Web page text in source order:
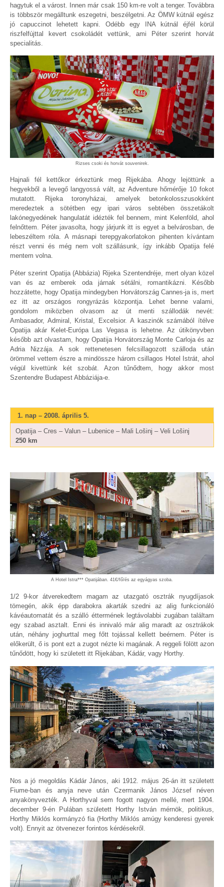
hagytuk el a várost. Innen már csak 150 km-re volt a tenger. Továbbra
is többször megálltunk eszegetni, beszélgetni. Az ÖMW kútnál egész
jó capuccinot lehetett kapni. Odébb egy INA kútnál éjfél körül
riszfelfújttal kevert csokoládét vettünk, ami Péter szerint horvát
specialitás.
Rizses csoki és horvát souvenirek.
Hajnali fél kettőkor érkeztünk meg Rijekába. Ahogy lejöttünk a
hegyekből a levegő langyossá vált, az Adventure hőmérője 10 fokot
mutatott. Rijeka toronyházai, amelyek betonkolosszusokként
meredeztek a sötétben egy ipari város sebtében összetákolt
lakónegyedének hangulatát idézték fel bennem, mint Kelenföld, ahol
felnőttem. Péter javasolta, hogy járjunk itt is egyet a belvárosban, de
lebeszéltem róla. A másnapi terepgyakorlatokon pihenten kívántam
részt venni és még nem volt szállásunk, így inkább Opatija felé
mentem volna.
Péter szerint Opatija (Abbázia) Rijeka Szentendréje, mert olyan közel
van és az emberek oda járnak sétálni, romantikázni. Később
hozzátette, hogy Opatija mindegyben Horvátország Cannes-ja is, mert
ez itt az országos rongyrázás központja. Lehet benne valami,
gondolom miközben olvasom az út menti szállodák nevét:
Ambasador, Admiral, Kristal, Excelsior. A kaszinók számából ítélve
Opatija akár Kelet-Európa Las Vegasa is lehetne. Az útikönyvben
később azt olvastam, hogy Opatija Horvátország Monte Carloja és az
Adria Nizzája. A sok rettenetesen felcsillagozott szálloda után
örömmel vettem észre a mindössze három csillagos Hotel Istrát, ahol
végül kivettünk két szobát. Azon tűnődtem, hogy akkor most
Szentendre Budapest Abbáziája-e.
1. nap – 2008. április 5.
Opatija – Cres – Valun – Lubenice – Mali Lošinj – Veli Lošinj
250 km
A Hotel Istra*** Opatijában. 41€/fő/és az egyágyas szoba.
1/2 9-kor átverekedtem magam az utazgató osztrák nyugdíjasok
tömegén, akik épp darabokra akarták szedni az alig funkcionáló
kávéautomatát és a szálló éttermének legtávolabbi zugában találtam
egy szabad asztalt. Enni és innivaló már alig maradt az osztrákok
után, néhány joghurttal meg főtt tojással kellett beérnem. Péter is
előkerült, ő is pont ezt a zugot nézte ki magának. A reggeli fölött azon
tűnődött, hogy ki született itt Rijekában, Kádár, vagy Horthy.
Nos a jó megoldás Kádár János, aki 1912. május 26-án itt született
Fiume-ban és anyja neve után Czermanik János József néven
anyakönyvezték. A Horthyval sem fogott nagyon mellé, mert 1904.
december 9-én Pulában született Horthy István mérnök, politikus,
Horthy Miklós kormányzó fia (Horthy Miklós amúgy kenderesi gyerek
volt). Ennyit az ötvenezer forintos kérdésekről.